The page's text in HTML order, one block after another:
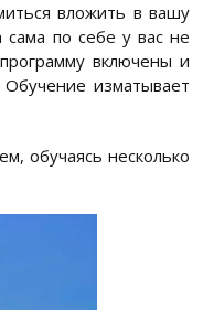
вложить в вашу
сама по себе у вас не
включены и
изматывает
обучаясь несколько